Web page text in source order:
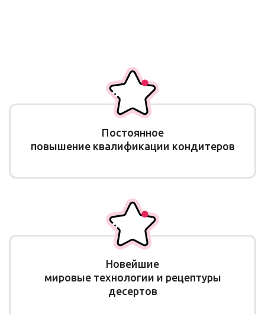
Постоянное
повышение квалификации кондитеров
Новейшие
мировые технологии и рецептуры
десертов